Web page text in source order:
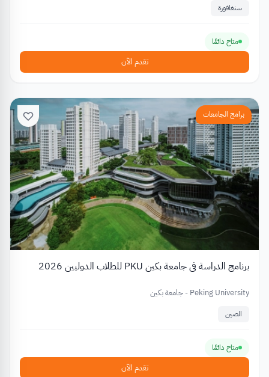
سنغافورة
متاح دائمًا
تقدم الآن
برامج الجامعات
برنامج الدراسة في جامعة بكين PKU للطلاب الدوليين 2026
Peking University - جامعة بكين
الصين
متاح دائمًا
تقدم الآن